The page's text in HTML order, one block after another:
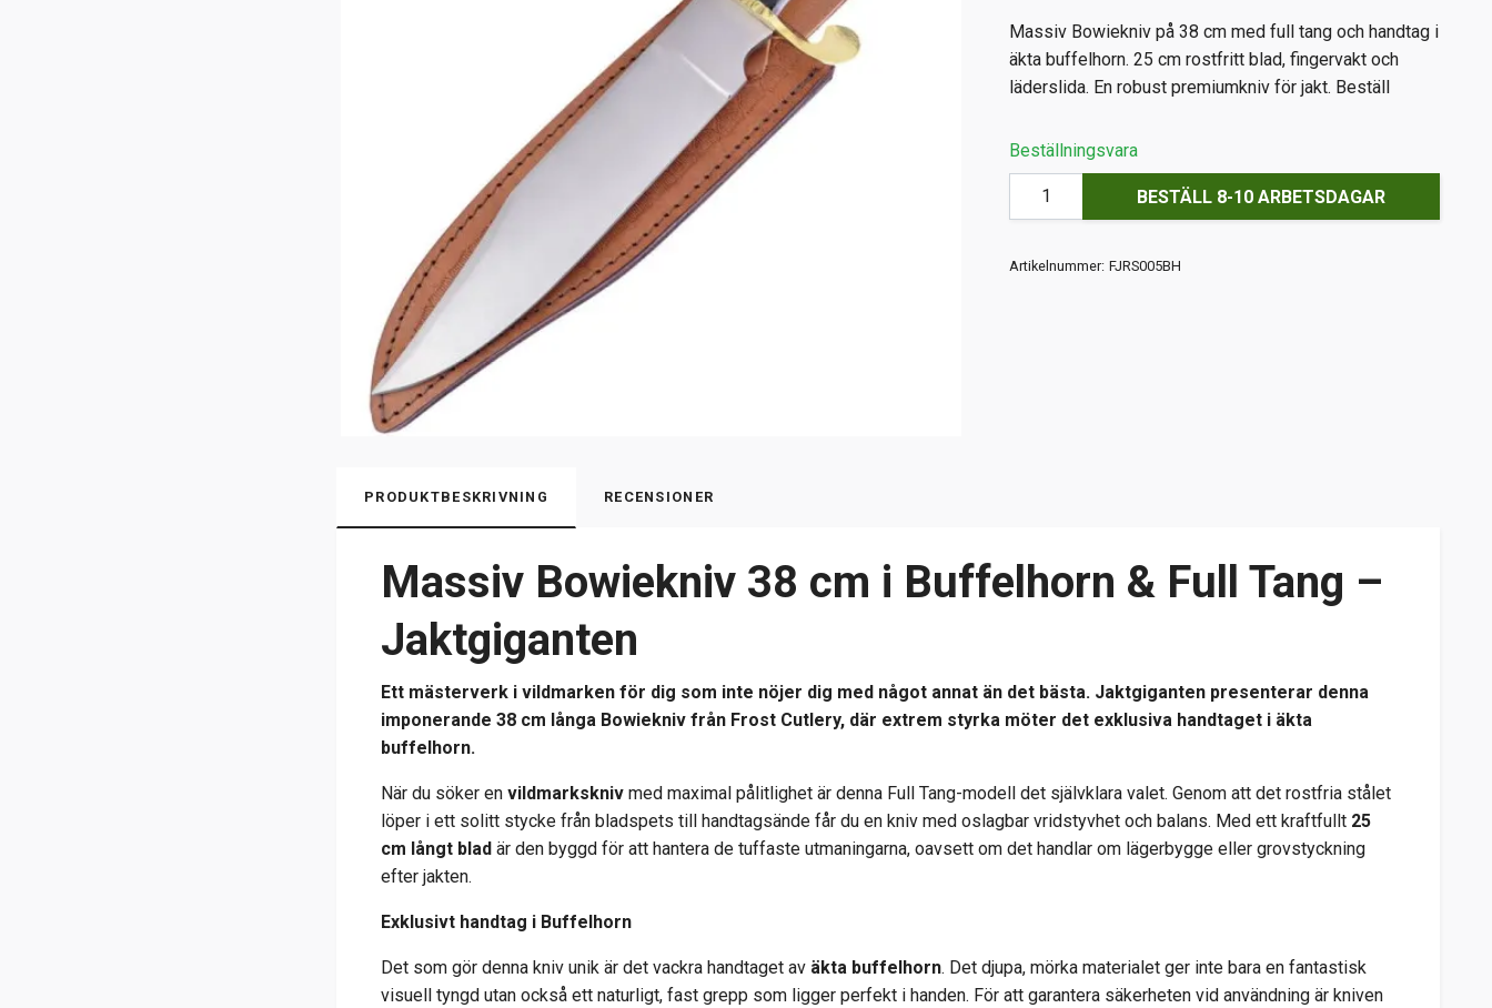
Massiv Bowiekniv på 38 cm med full tang och handtag i
äkta buffelhorn. 25 cm rostfritt blad, fingervakt och
läderslida. En robust premiumkniv för jakt. Beställ
Beställningsvara
BESTÄLL 8-10 ARBETSDAGAR
Artikelnummer: FJRS005BH
PRODUKTBESKRIVNING RECENSIONER
Massiv Bowiekniv 38 cm i Buffelhorn & Full Tang –
Jaktgiganten
Ett mästerverk i vildmarken för dig som inte nöjer dig med något annat än det bästa. Jaktgiganten presenterar denna
imponerande 38 cm långa Bowiekniv från Frost Cutlery, där extrem styrka möter det exklusiva handtaget i äkta
buffelhorn.
När du söker en vildmarkskniv med maximal pålitlighet är denna Full Tang-modell det självklara valet. Genom att det rostfria stålet
löper i ett solitt stycke från bladspets till handtagsände får du en kniv med oslagbar vridstyvhet och balans. Med ett kraftfullt 25
cm långt blad är den byggd för att hantera de tuffaste utmaningarna, oavsett om det handlar om lägerbygge eller grovstyckning
efter jakten.
Exklusivt handtag i Buffelhorn
Det som gör denna kniv unik är det vackra handtaget av äkta buffelhorn. Det djupa, mörka materialet ger inte bara en fantastisk
visuell tyngd utan också ett naturligt, fast grepp som ligger perfekt i handen. För att garantera säkerheten vid användning är kniven